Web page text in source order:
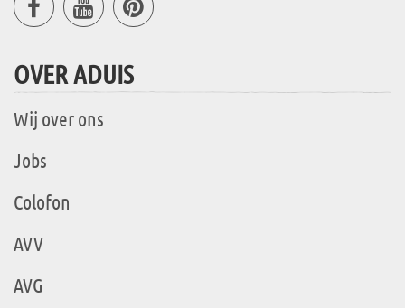
OVER ADUIS
Wij over ons
Jobs
Colofon
AVV
AVG